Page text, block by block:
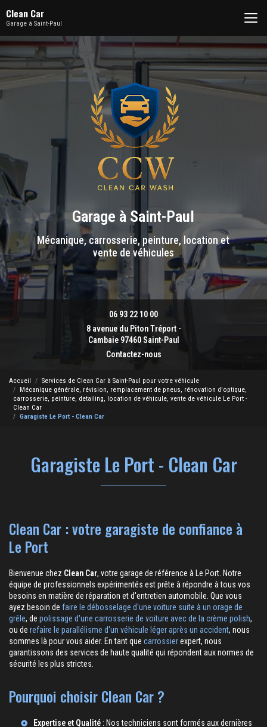
au
contenu
principal
Clean Car
Garage à Saint-Paul
Garage à Saint-Paul
Mécanique, carrosserie, peinture, location et
vente de véhicules
06 93 22 10 00
8 avenue du Piton Tréport -
Cambaie 97460 Saint-Paul
Contactez-nous
Accueil
Services de Clean Car à Saint-Paul pour votre véhicule
Mécanique générale, révision, remplacement de pneus, rénovation d'optique,
carrosserie, peinture, detailing, location de véhicule, vente de véhicule Le Port -
Clean Car
Garagiste Le Port - Clean Car
Garagiste Le Port - Clean Car
Clean Car : votre garagiste de confiance à
Le Port
Bienvenue chez Clean Car, votre garage de référence à Le Port. Notre
équipe de professionnels expérimentés est prête à répondre à tous vos
besoins en matière de réparation et d'entretien automobile. Que vous
ayez besoin de faire le débosselage d'une voiture suite à un orage de
grêle, de polissage d'une carrosserie de voiture avec de la crème polish,
ou de refaire le parallélisme d'un véhicule léger après un accident, nous
sommes là pour vous aider. En tant que carrossierexpert, nous
garantissons des services de haute qualité qui répondent aux normes de
sécurité les plus strictes.
Pourquoi choisir Clean Car ?
Expertise et Qualité : Nos techniciens sont formés aux dernières